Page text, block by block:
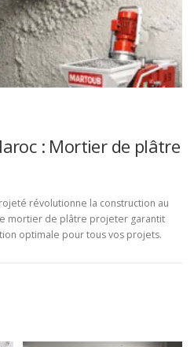
: Mortier de plâtre
révolutionne la construction au
mortier de plâtre projeter garantit
optimale pour tous vos projets.